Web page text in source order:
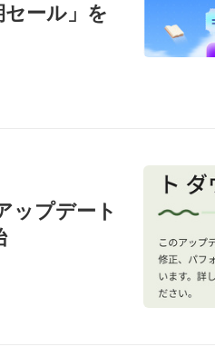
セール」を
ップデート